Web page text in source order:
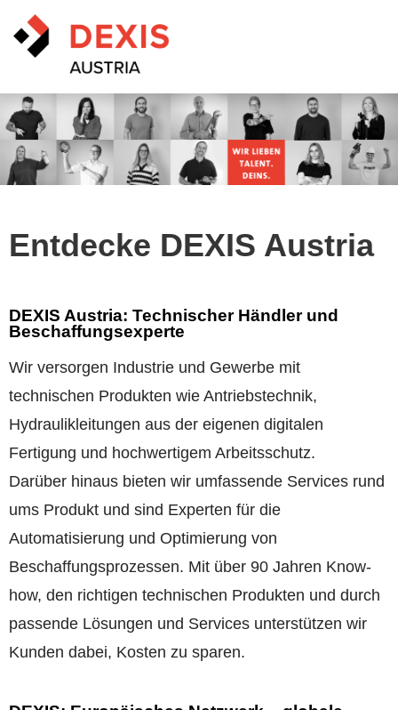
Offene Stellen
Berufsmöglichkeiten
Philosophie & Werte
Entdecke DEXIS Austria
DEXIS Austria: Technischer Händler und
Beschaffungsexperte
Wir versorgen Industrie und Gewerbe mit
technischen Produkten wie Antriebstechnik,
Hydraulikleitungen aus der eigenen digitalen
Fertigung und hochwertigem Arbeitsschutz.
Darüber hinaus bieten wir umfassende Services rund
ums Produkt und sind Experten für die
Automatisierung und Optimierung von
Beschaffungsprozessen. Mit über 90 Jahren Know-
how, den richtigen technischen Produkten und durch
passende Lösungen und Services unterstützen wir
Kunden dabei, Kosten zu sparen.